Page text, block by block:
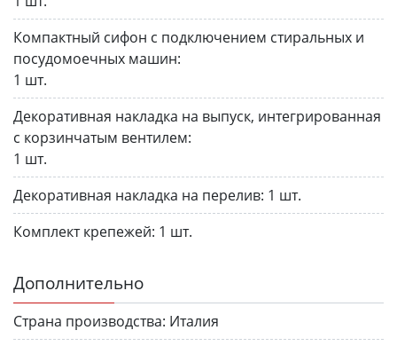
Компактный сифон с подключением стиральных и
посудомоечных машин:
1 шт.
Декоративная накладка на выпуск, интегрированная
с корзинчатым вентилем:
1 шт.
Декоративная накладка на перелив: 1 шт.
Комплект крепежей: 1 шт.
Дополнительно
Страна производства: Италия